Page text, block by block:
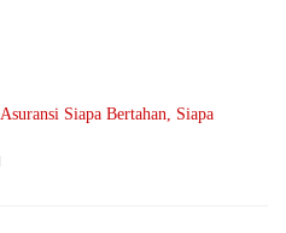
Siapa Bertahan, Siapa